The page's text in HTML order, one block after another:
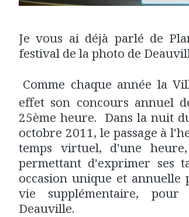
Je vous ai déjà parlé de
festival de la photo de
Comme chaque année la
effet son concours annuel
25ème heure. Dans la nuit
octobre 2011, le passage à
temps virtuel, d'une
permettant d'exprimer ses
occasion unique et
vie supplémentaire, pour
Deauville.